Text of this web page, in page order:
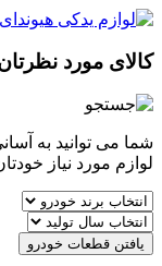
کالای مورد
شما می توانید به
لوازم مورد نیاز
یافتن قطعات خودرو